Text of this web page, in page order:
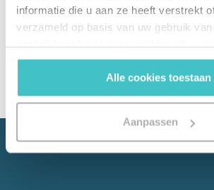
informatie die u aan ze heeft verstrekt
verzameld op basis van uw gebruik
gebruiken.
Alle cookies toestaan
Aanpassen